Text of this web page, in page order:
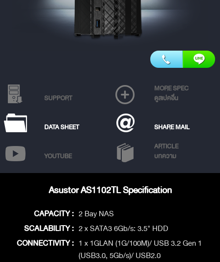
SUPPORT
MORE SPEC
ดูสเปคอื่น
DATA SHEET SHARE MAIL
YOUTUBE
ARTICLE
บทความ
Asustor AS1102TL Specification
CAPACITY : 2 Bay NAS
SCALABILITY : 2 x SATA3 6Gb/s: 3.5" HDD
CONNECTIVITY : 1 x 1GLAN (1G/100M)/ USB 3.2 Gen 1
(USB3.0, 5Gb/s)/ USB2.0